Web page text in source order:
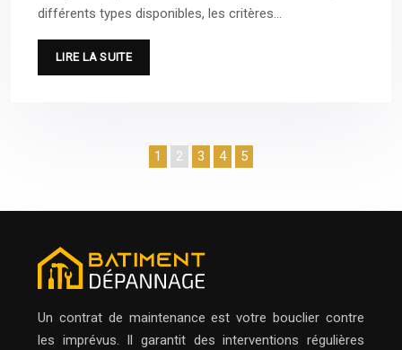
différents types disponibles, les critères…
LIRE LA SUITE
1 2 3 4 5
Un contrat de maintenance est votre bouclier contre
les imprévus. Il garantit des interventions régulières